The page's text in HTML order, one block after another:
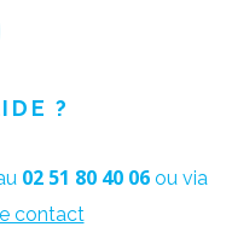
?
02 51 80 40 06 ou via
contact